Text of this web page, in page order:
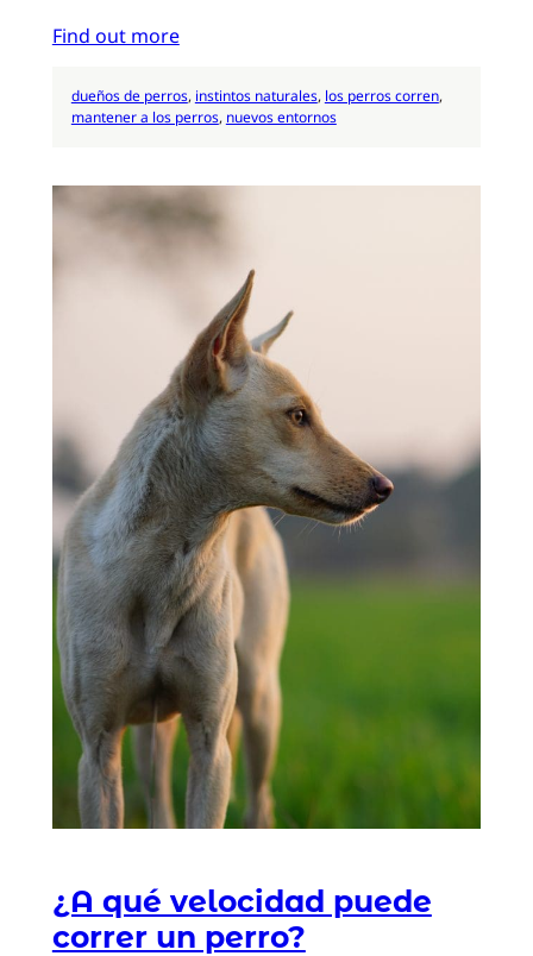
Find out more
dueños de perros, instintos naturales, los perros corren
mantener a los perros, nuevos entornos
¿A qué velocidad puede
correr un perro?